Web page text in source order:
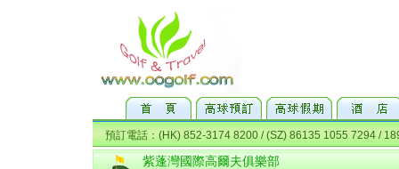
紫蓬灣國際高爾夫俱樂部